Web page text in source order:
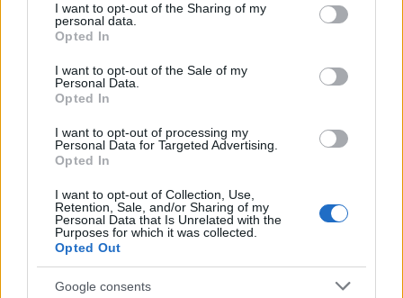
not limited to your visit or usage behaviour. You may click to
grant or deny consent to Google and its third-party tags to
use your data for below specified purposes in below Google
consent section.
I want to opt-out of the Sharing of my
personal data.
Opted In
I want to opt-out of the Sale of my
Personal Data.
Opted In
I want to opt-out of processing my
Personal Data for Targeted Advertising.
Opted In
I want to opt-out of Collection, Use,
Retention, Sale, and/or Sharing of my
Personal Data that Is Unrelated with the
Purposes for which it was collected.
Opted Out
Google consents
Szűz (08.24 – 09.23.)
Élvezd ki, hogy végre van időd az öngondoskodásra.
zenéidet, és gyújtsd meg a régóta a szekrényed
mélyén lapuló illatgyertyáidat. Egy kis relaxáció a
kifejteni.
Mindig is érdekelt a hátrányos helyzetben lévő
emberek sorsa, most pedig különösen nagy a
hangsúly a világban azon, hol és milyen segítségre
van szükség. Találj ki egy kreatív dolgot, amivel
otthonról te is segíthetsz másoknak. Ha van olyan